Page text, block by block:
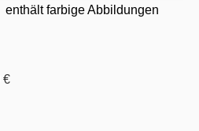
enthält farbige Abbildungen
€